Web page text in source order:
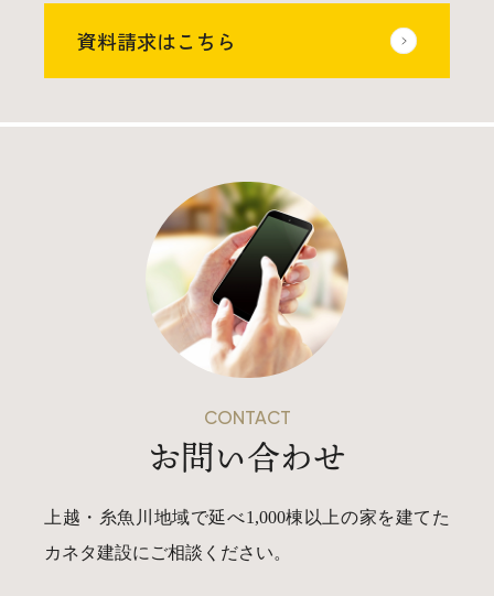
資料請求はこちら
CONTACT
お問い合わせ
上越・糸魚川地域で延べ1,000棟以上の家を建てた
カネタ建設にご相談ください。